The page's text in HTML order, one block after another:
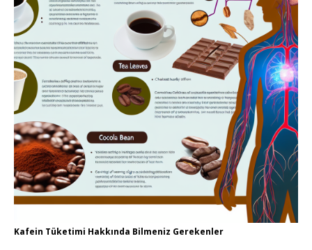
Kafein Tüketimi Hakkında Bilmeniz Gerekenler